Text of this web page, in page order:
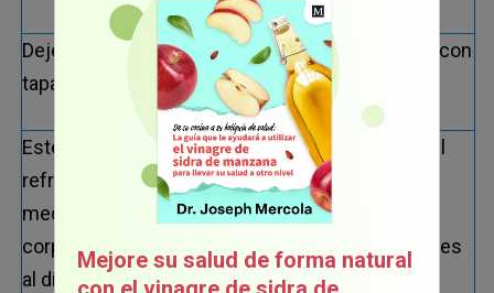
Deje enfriar, luego vierta la mezcla en un frasco con
tapa y guarde en el refrigerador.
Este jarabe se mantendrá durante 2 meses en el
refrigerador. Para calmar la tos en su hijo, dele
media cucharadita por cada 25 libras de peso
corporal y 1 cucharadita por cada 50 libras 4 veces
al día, o tan frecuente como sea necesario. Los
Mejore su salud de forma natural